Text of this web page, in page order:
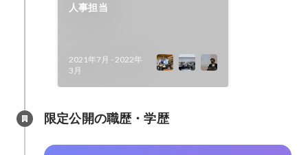
人事担当
2021年7月 -2022年
3月
限定公開の職歴・学歴